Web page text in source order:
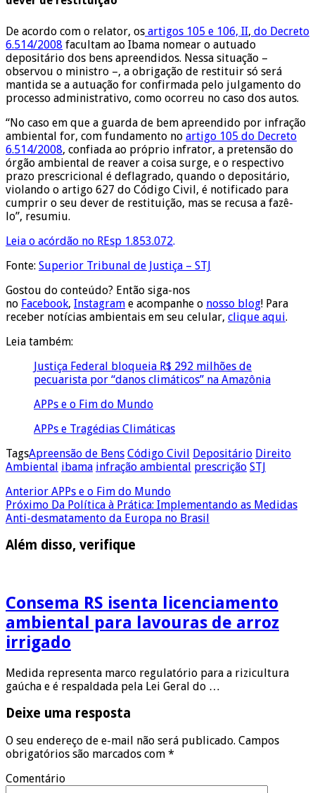
De acordo com o relator, os artigos 105 e 106, II, do Decreto
6.514/2008 facultam ao Ibama nomear o autuado
depositário dos bens apreendidos. Nessa situação –
observou o ministro –, a obrigação de restituir só será
mantida se a autuação for confirmada pelo julgamento do
processo administrativo, como ocorreu no caso dos autos.
“No caso em que a guarda de bem apreendido por infração
ambiental for, com fundamento no artigo 105 do Decreto
6.514/2008, confiada ao próprio infrator, a pretensão do
órgão ambiental de reaver a coisa surge, e o respectivo
prazo prescricional é deflagrado, quando o depositário,
violando o artigo 627 do Código Civil, é notificado para
cumprir o seu dever de restituição, mas se recusa a fazê-
lo”, resumiu.
Leia o acórdão no REsp 1.853.072.
Fonte: Superior Tribunal de Justiça – STJ
Gostou do conteúdo? Então siga-nos
no Facebook, Instagram e acompanhe o nosso blog! Para
receber notícias ambientais em seu celular, clique aqui.
Leia também:
Justiça Federal bloqueia R$ 292 milhões de
pecuarista por “danos climáticos” na Amazônia
APPs e o Fim do Mundo
APPs e Tragédias Climáticas
TagsApreensão de Bens Código Civil Depositário Direito
Ambiental ibama infração ambiental prescrição STJ
Anterior APPs e o Fim do Mundo
Próximo Da Política à Prática: Implementando as Medidas
Anti-desmatamento da Europa no Brasil
Além disso, verifique
Consema RS isenta licenciamento
ambiental para lavouras de arroz
irrigado
Medida representa marco regulatório para a rizicultura
gaúcha e é respaldada pela Lei Geral do …
Deixe uma resposta
O seu endereço de e-mail não será publicado. Campos
obrigatórios são marcados com *
Comentário